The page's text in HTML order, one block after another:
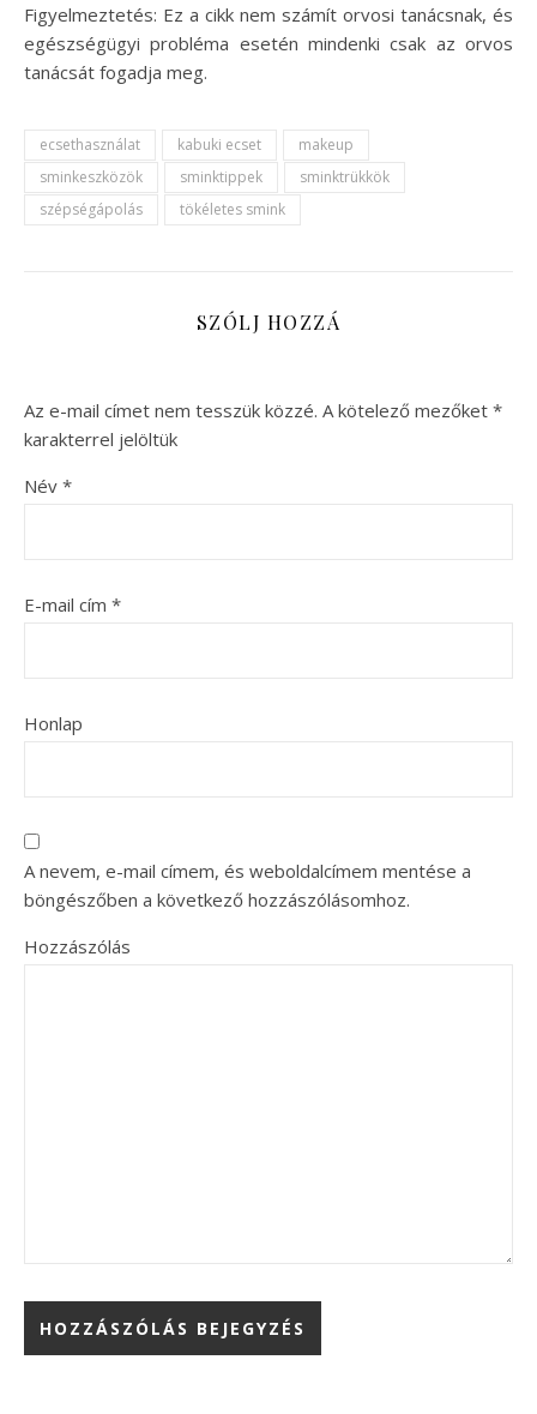
Figyelmeztetés: Ez a cikk nem számít orvosi tanácsnak, és
egészségügyi probléma esetén mindenki csak az orvos
tanácsát fogadja meg.
ecsethasználat kabuki ecset
makeup
sminkeszközök
sminktippek
sminktrükkök
szépségápolás
tökéletes smink
SZÓLJ HOZZÁ
Az e-mail címet nem tesszük közzé. A kötelező mezőket *
karakterrel jelöltük
Név *
E-mail cím *
Honlap
A nevem, e-mail címem, és weboldalcímem mentése a
böngészőben a következő hozzászólásomhoz.
Hozzászólás